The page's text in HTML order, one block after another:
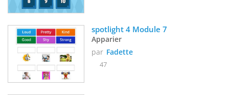
spotlight 4 Module 7
Apparier
par Fadette
47